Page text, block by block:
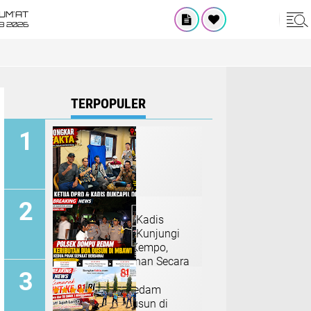
2026
TERPOPULER
Ketua DPRD dan Kadis
Dukcapil Dompu Kunjungi
ODGJ di Polsek Kempo,
Dorong Penanganan Secara
Humanis
Polsek Dompu Redam
Keributan Dua Dusun di